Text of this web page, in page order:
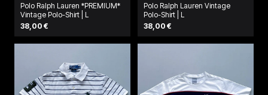
Polo Ralph Lauren *PREMIUM*
Vintage Polo-Shirt | L
38,00 €
Polo Ralph Lauren Vintage
Polo-Shirt | L
38,00 €